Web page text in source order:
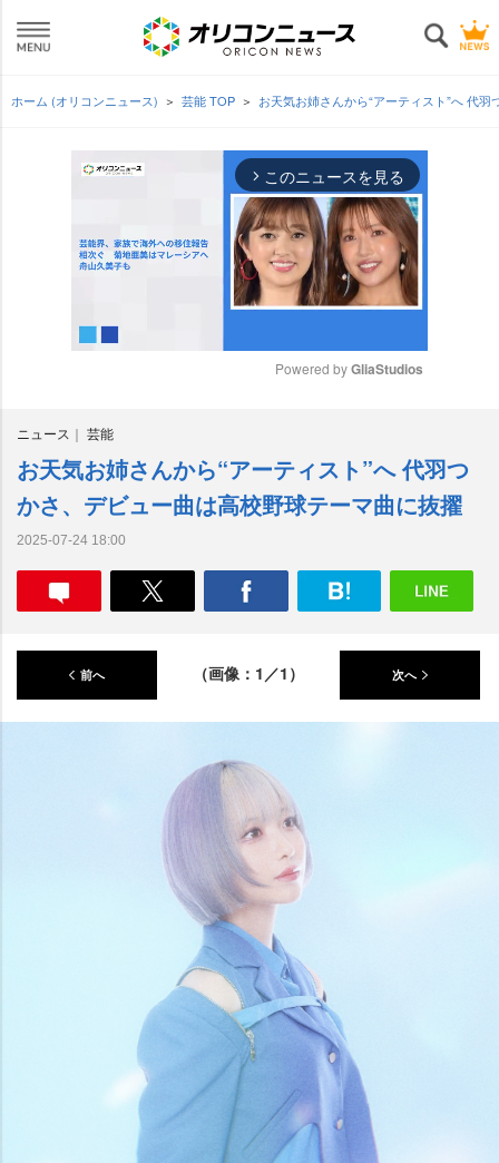
ホーム (オリコンニュース) 芸能 TOP お天気お姉さんから“アーティスト”へ 代
arrow_forward_ios このニュースを見る
e
Powered by GliaStudios
ニュース 芸能
お天気お姉さんから“アーティスト”へ 代羽つ
かさ、デビュー曲は高校野球テーマ曲に抜擢
2025-07-24 18:00
前へ （画像：1／1） 次へ